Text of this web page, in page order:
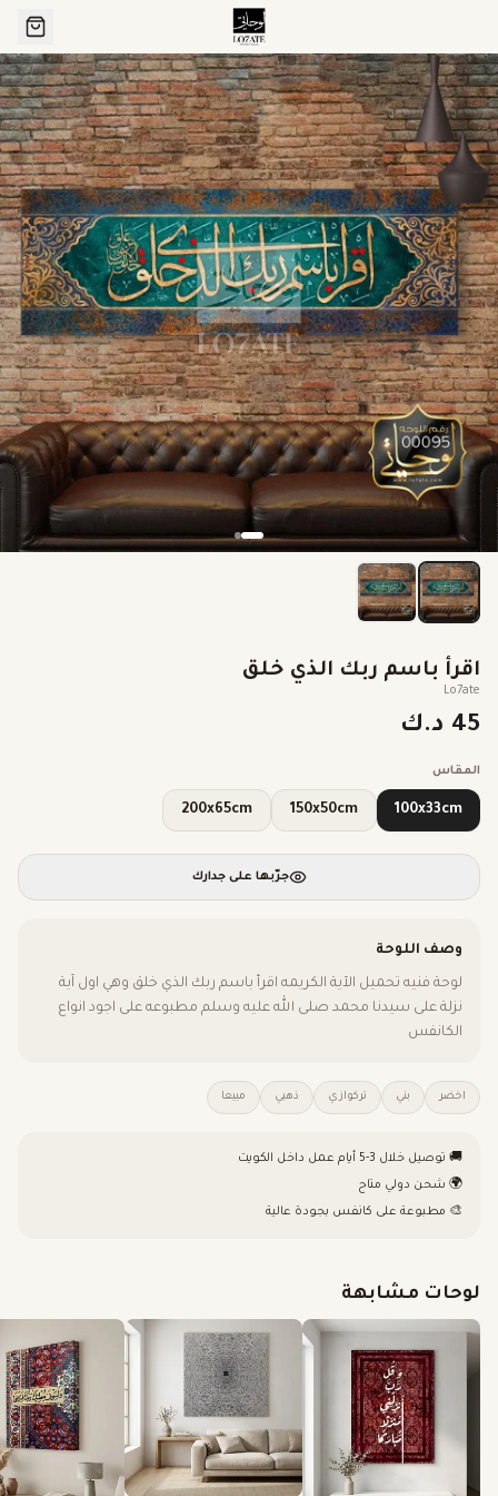
اقرأ باسم ربك الذي خلق
Lo7ate
45 د.ك
المقاس
100x33cm
150x50cm
200x65cm
جرّبها على جدارك
وصف اللوحة
لوحة فنيه تحميل الآية الكريمه اقرأ باسم ربك الذي خلق وهي اول آية
نزلة على سيدنا محمد صلى الله عليه وسلم مطبوعه على اجود انواع
الكانفس
اخضر بني تركوازي ذهبي مبيعا
🚚 توصيل خلال 3-5 أيام عمل داخل الكويت
🌍 شحن دولي متاح
🎨 مطبوعة على كانفس بجودة عالية
لوحات مشابهة